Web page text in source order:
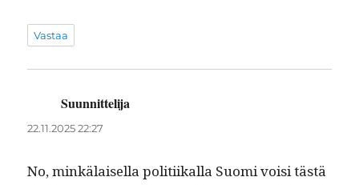
Vastaa
Suunnittelija
22.11.2025 22:27
No, minkälaisel­la poli­ti­ikalla Suo­mi voisi tästä